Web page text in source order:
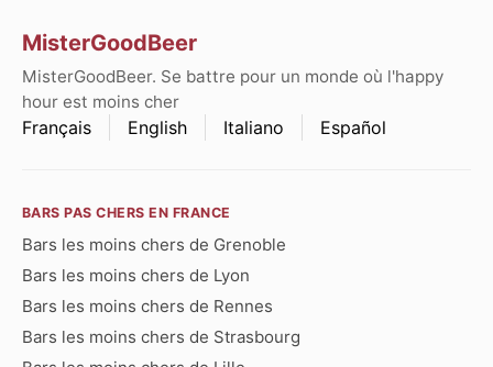
MisterGoodBeer
MisterGoodBeer. Se battre pour un monde où l'happy
hour est moins cher
Français English Italiano Español
BARS PAS CHERS EN FRANCE
Bars les moins chers de Grenoble
Bars les moins chers de Lyon
Bars les moins chers de Rennes
Bars les moins chers de Strasbourg